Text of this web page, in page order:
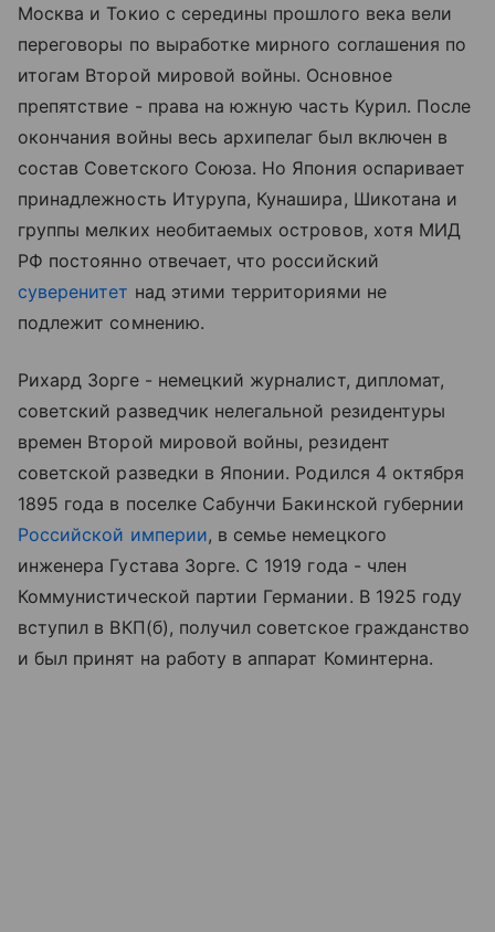
Москва и Токио с середины прошлого века вели
переговоры по выработке мирного соглашения по
итогам Второй мировой войны. Основное
препятствие - права на южную часть Курил. После
окончания войны весь архипелаг был включен в
состав Советского Союза. Но Япония оспаривает
принадлежность Итурупа, Кунашира, Шикотана и
группы мелких необитаемых островов, хотя МИД
РФ постоянно отвечает, что российский
суверенитет над этими территориями не
подлежит сомнению.
Рихард Зорге - немецкий журналист, дипломат,
советский разведчик нелегальной резидентуры
времен Второй мировой войны, резидент
советской разведки в Японии. Родился 4 октября
1895 года в поселке Сабунчи Бакинской губернии
Российской империи, в семье немецкого
инженера Густава Зорге. С 1919 года - член
Коммунистической партии Германии. В 1925 году
вступил в ВКП(б), получил советское гражданство
и был принят на работу в аппарат Коминтерна.